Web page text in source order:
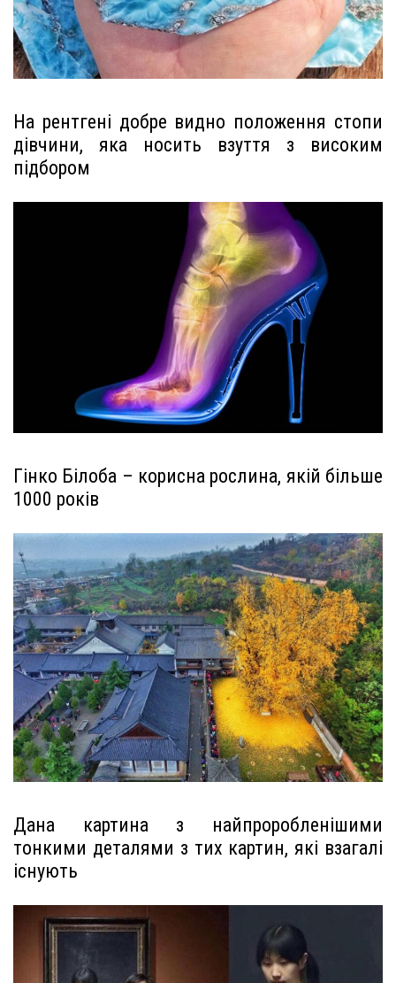
На рентгені добре видно положення стопи
дівчини, яка носить взуття з високим
підбором
Гінко Білоба – корисна рослина, якій більше
1000 років
Дана картина з найпроробленішими
тонкими деталями з тих картин, які взагалі
існують